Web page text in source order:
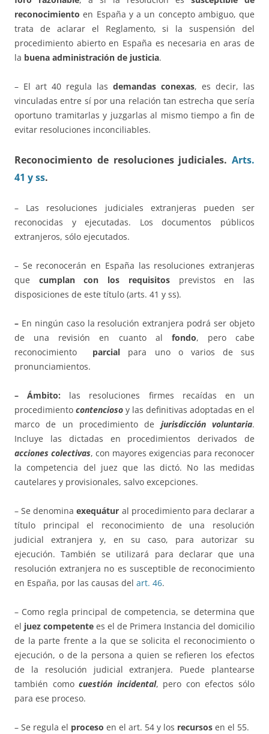
reconocimiento en España y a un concepto ambiguo, que
trata de aclarar el Reglamento, si la suspensión del
procedimiento abierto en España es necesaria en aras de
la buena administración de justicia.
– El art 40 regula las demandas conexas, es decir, las
vinculadas entre sí por una relación tan estrecha que sería
oportuno tramitarlas y juzgarlas al mismo tiempo a fin de
evitar resoluciones inconciliables.
Reconocimiento de resoluciones judiciales. Arts.
41 y ss.
– Las resoluciones judiciales extranjeras pueden ser
reconocidas y ejecutadas. Los documentos públicos
extranjeros, sólo ejecutados.
– Se reconocerán en España las resoluciones extranjeras
que cumplan con los requisitos previstos en las
disposiciones de este título (arts. 41 y ss).
– En ningún caso la resolución extranjera podrá ser objeto
de una revisión en cuanto al fondo, pero cabe
reconocimiento parcial para uno o varios de sus
pronunciamientos.
– Ámbito: las resoluciones firmes recaídas en un
procedimiento contencioso y las definitivas adoptadas en el
marco de un procedimiento de jurisdicción voluntaria.
Incluye las dictadas en procedimientos derivados de
acciones colectivas, con mayores exigencias para reconocer
la competencia del juez que las dictó. No las medidas
cautelares y provisionales, salvo excepciones.
– Se denominaexequátur al procedimiento para declarar a
título principal el reconocimiento de una resolución
judicial extranjera y, en su caso, para autorizar su
ejecución. También se utilizará para declarar que una
resolución extranjera no es susceptible de reconocimiento
en España, por las causas del art. 46.
– Como regla principal de competencia, se determina que
el juez competente es el de Primera Instancia del domicilio
de la parte frente a la que se solicita el reconocimiento o
ejecución, o de la persona a quien se refieren los efectos
de la resolución judicial extranjera. Puede plantearse
también comocuestión incidental, pero con efectos sólo
para ese proceso.
– Se regula el proceso en el art. 54 y los recursos en el 55.